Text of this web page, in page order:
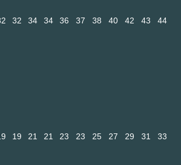
32 34 34 36 37 38 40 42 43 44
19 21 21 23 23 25 27 29 31 33